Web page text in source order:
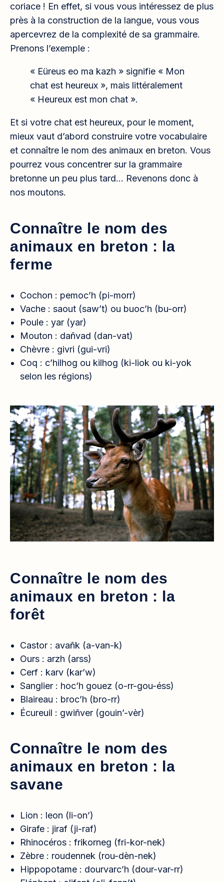
coriace ! En effet, si vous vous intéressez de plus
près à la construction de la langue, vous vous
apercevrez de la complexité de sa grammaire.
Prenons l’exemple :
« Eüreus eo ma kazh » signifie « Mon
chat est heureux », mais littéralement
« Heureux est mon chat ».
Et si votre chat est heureux, pour le moment,
mieux vaut d’abord construire votre vocabulaire
et connaître le nom des animaux en breton. Vous
pourrez vous concentrer sur la grammaire
bretonne un peu plus tard… Revenons donc à
nos moutons.
Connaître le nom des
animaux en breton : la
ferme
Cochon : pemoc’h (pi-morr)
Vache : saout (saw’t) ou buoc’h (bu-orr)
Poule : yar (yar)
Mouton : dañvad (dan-vat)
Chèvre : givri (gui-vri)
Coq : c’hilhog ou kilhog (ki-liok ou ki-yok
selon les régions)
Connaître le nom des
animaux en breton : la
forêt
Castor : avañk (a-van-k)
Ours : arzh (arss)
Cerf : karv (kar’w)
Sanglier : hoc’h gouez (o-rr-gou-éss)
Blaireau : broc’h (bro-rr)
Écureuil : gwiñver (gouin’-vèr)
Connaître le nom des
animaux en breton : la
savane
Lion : leon (li-on’)
Girafe : jiraf (ji-raf)
Rhinocéros : frikorneg (fri-kor-nek)
Zèbre : roudennek (rou-dèn-nek)
Hippopotame : dourvarc’h (dour-var-rr)